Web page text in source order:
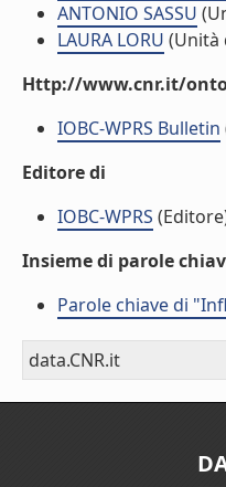
ANTONIO SASSU
LAURA LORU (Unità
Http://www.cnr.it/
IOBC-WPRS Bulletin
Editore di
IOBC-WPRS
Insieme di parole
Parole chiave di
data.CNR.it